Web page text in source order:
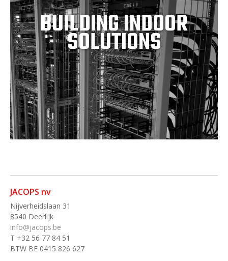
BUILDING INDOOR
SOLUTIONS
JACOPS nv
Nijverheidslaan 31
8540 Deerlijk
info@jacops.be
T +32 56 77 84 51
BTW BE 0415 826 627